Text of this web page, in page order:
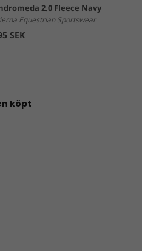
2.0 Fleece Navy
Equestrian Sportswear
SEK
köpt